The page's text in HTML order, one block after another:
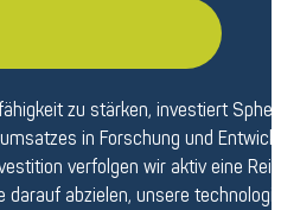
zu stärken, investiert
in Forschung und
verfolgen wir aktiv eine
darauf abzielen, unsere